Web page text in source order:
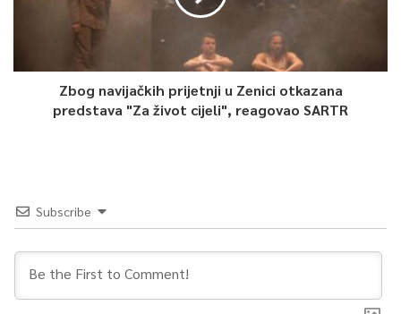
Zbog navijačkih prijetnji u Zenici otkazana
predstava "Za život cijeli", reagovao SARTR
Subscribe